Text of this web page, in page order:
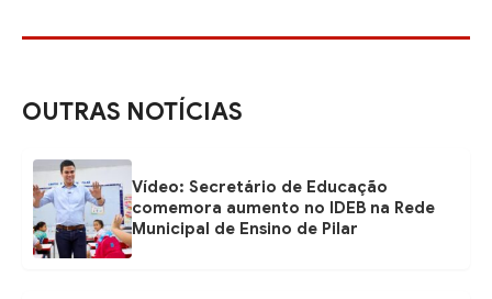
OUTRAS NOTÍCIAS
Vídeo: Secretário de Educação
comemora aumento no IDEB na Rede
Municipal de Ensino de Pilar